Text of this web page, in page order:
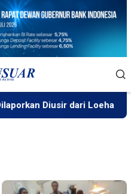
Diusir dari Loeha Raya